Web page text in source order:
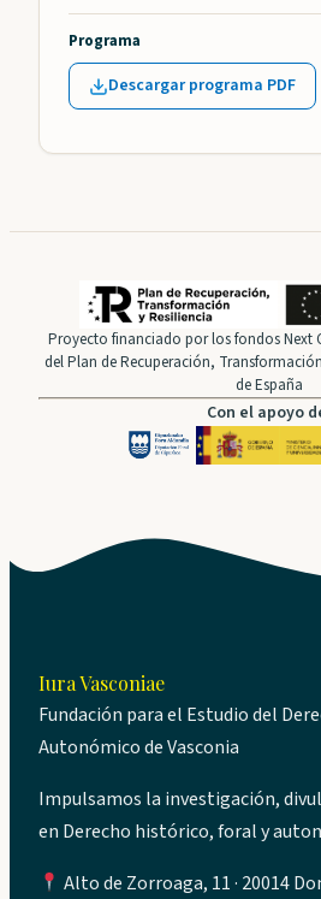
Programa
Descargar programa PDF
Proyecto financiado por los fondos Next
del Plan de Recuperación,
de España
Con el apoyo
Iura Vasconiae
Fundación para el Estudio del
Autonómico de Vasconia
Impulsamos la investigación,
en Derecho histórico, foral y
Alto de Zorroaga, 11 · 20014